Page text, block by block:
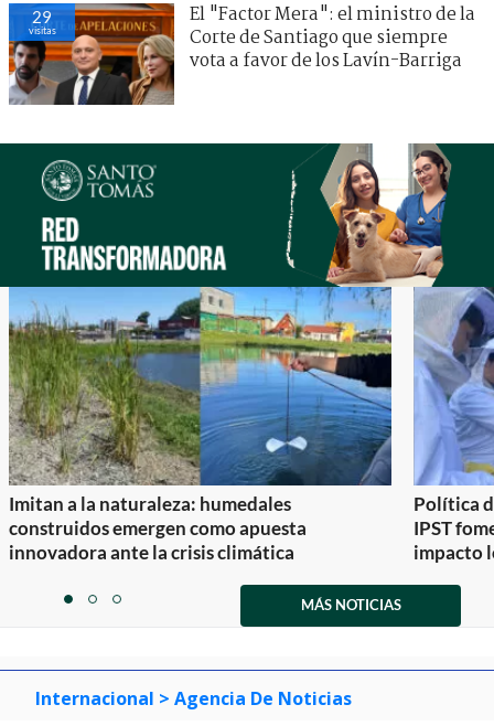
29
visitas
El "Factor Mera": el ministro de la
Corte de Santiago que siempre
vota a favor de los Lavín-Barriga
Imitan a la naturaleza: humedales
construidos emergen como apuesta
innovadora ante la crisis climática
Política
IPST
impacto
itemitemitem
MÁS NOTICIAS
Internacional > Agencia De Noticias